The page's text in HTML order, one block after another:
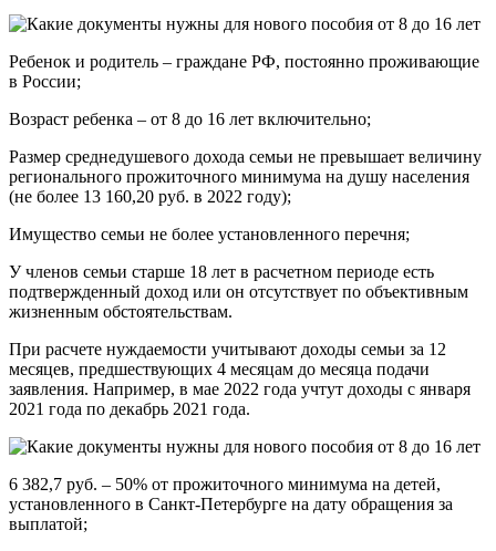
Ребенок и родитель – граждане РФ, постоянно проживающие
в России;
Возраст ребенка – от 8 до 16 лет включительно;
Размер среднедушевого дохода семьи не превышает величину
регионального прожиточного минимума на душу населения
(не более 13 160,20 руб. в 2022 году);
Имущество семьи не более установленного перечня;
У членов семьи старше 18 лет в расчетном периоде есть
подтвержденный доход или он отсутствует по объективным
жизненным обстоятельствам.
При расчете нуждаемости учитывают доходы семьи за 12
месяцев, предшествующих 4 месяцам до месяца подачи
заявления. Например, в мае 2022 года учтут доходы с января
2021 года по декабрь 2021 года.
6 382,7 руб. – 50% от прожиточного минимума на детей,
установленного в Санкт‑Петербурге на дату обращения за
выплатой;